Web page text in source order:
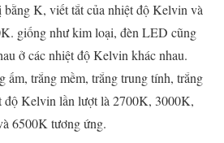
bằng K, viết tắt của nhiệt độ Kelvin và
giống như kim loại, đèn LED cũng
ở các nhiệt độ Kelvin khác nhau.
ấm, trắng mềm, trắng trung tính, trắng
độ Kelvin lần lượt là 2700K, 3000K,
6500K tương ứng.